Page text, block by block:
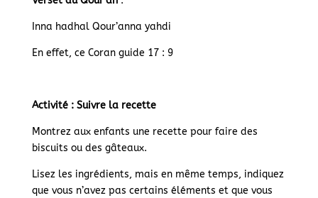
Inna hadhal Qour’anna yahdi
En effet, ce Coran guide 17 : 9
Activité : Suivre la recette
Montrez aux enfants une recette pour faire des
biscuits ou des gâteaux.
Lisez les ingrédients, mais en même temps, indiquez
que vous n’avez pas certains éléments et que vous